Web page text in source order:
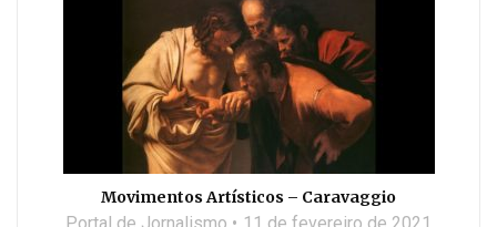
Movimentos Artísticos – Caravaggio